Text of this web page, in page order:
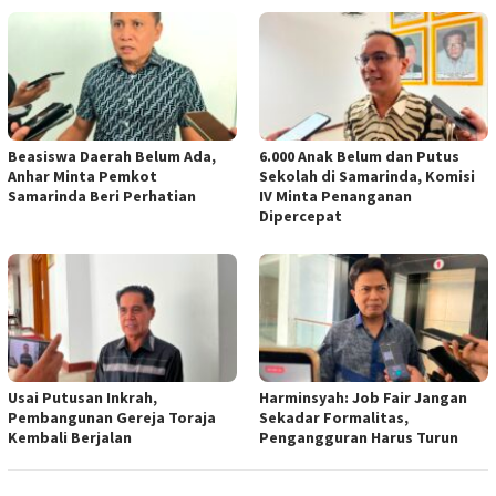
Beasiswa Daerah Belum Ada,
Anhar Minta Pemkot
Samarinda Beri Perhatian
6.000 Anak Belum dan Putus
Sekolah di Samarinda, Komisi
IV Minta Penanganan
Dipercepat
Usai Putusan Inkrah,
Pembangunan Gereja Toraja
Kembali Berjalan
Harminsyah: Job Fair Jangan
Sekadar Formalitas,
Pengangguran Harus Turun